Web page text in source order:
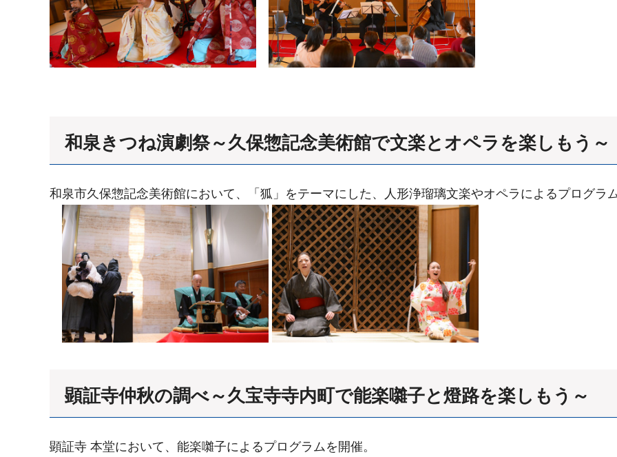
和泉きつね演劇祭～久保惣記念美術館で文楽とオペラを楽しもう～
和泉市久保惣記念美術館において、「狐」をテーマにした、人形浄瑠璃文楽やオペラによるプログラム
顕証寺仲秋の調べ～久宝寺寺内町で能楽囃子と燈路を楽しもう～
顕証寺 本堂において、能楽囃子によるプログラムを開催。